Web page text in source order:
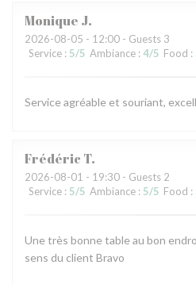
Monique J
2026-08-05 - 12:00 - Guests 3
Service : 5/5 Ambiance : 4/5 Food :
Service agréable et souriant,
Frédéric T
2026-08-01 - 19:30 - Guests 2
Service : 5/5 Ambiance : 5/5 Food :
Une très bonne table au bon
sens du client Bravo